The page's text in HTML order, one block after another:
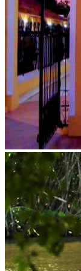
Fracc
82100
(+52) 669
Video call
LinkedIn
Most
Map of all
Mexico
Fly fishing
Fishing
Blog
Raffles
FAQs